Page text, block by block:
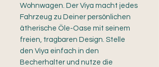
Wohnwagen. Der Viya macht jedes
Fahrzeug zu Deiner persönlichen
ätherische Öle-Oase mit seinem
freien, tragbaren Design. Stelle
den Viya einfach in den
Becherhalter und nutze die